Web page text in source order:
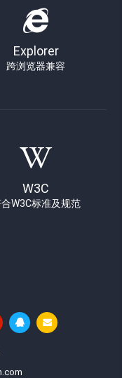
Explorer
跨浏览器兼容
W3C
W3C标准及规范